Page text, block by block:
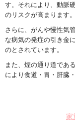
す。それにより、動脈
のリスクが高まります。
さらに、がんや慢性気
な病気の発症の引き金
のとされています。
また、煙の通り道であ
により食道・胃・肝臓
家